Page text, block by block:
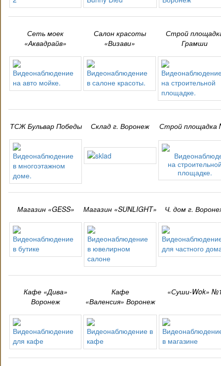
Сеть моек
«Аквадрайв»
Салон красоты
«Визави»
Строй
Грамши
ТСЖ Бульвар Победы Склад г. Воронеж Строй площадка
Магазин «GESS» Магазин «SUNLIGHT» Ч. дом г.
Кафе «Дива»
Воронеж
Кафе
«Валенсия» Воронеж
«Суши-Wok»